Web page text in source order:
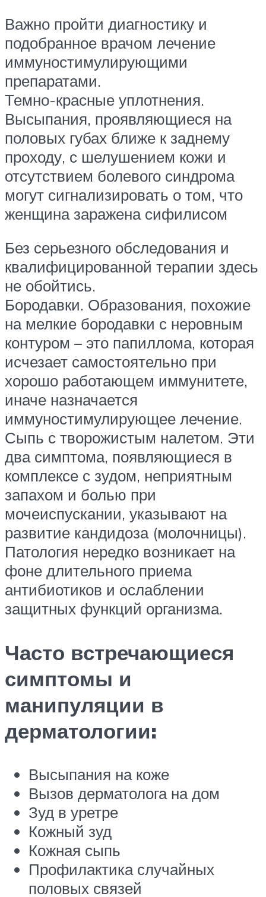
Важно пройти диагностику и
подобранное врачом лечение
иммуностимулирующими
препаратами.
Темно-красные уплотнения.
Высыпания, проявляющиеся на
половых губах ближе к заднему
проходу, с шелушением кожи и
отсутствием болевого синдрома
могут сигнализировать о том, что
женщина заражена сифилисом
Без серьезного обследования и
квалифицированной терапии здесь
не обойтись.
Бородавки. Образования, похожие
на мелкие бородавки с неровным
контуром – это папиллома, которая
исчезает самостоятельно при
хорошо работающем иммунитете,
иначе назначается
иммуностимулирующее лечение.
Сыпь с творожистым налетом. Эти
два симптома, появляющиеся в
комплексе с зудом, неприятным
запахом и болью при
мочеиспускании, указывают на
развитие кандидоза (молочницы).
Патология нередко возникает на
фоне длительного приема
антибиотиков и ослаблении
защитных функций организма.
Часто встречающиеся
симптомы и
манипуляции в
дерматологии:
Высыпания на коже
Вызов дерматолога на дом
Зуд в уретре
Кожный зуд
Кожная сыпь
Профилактика случайных
половых связей